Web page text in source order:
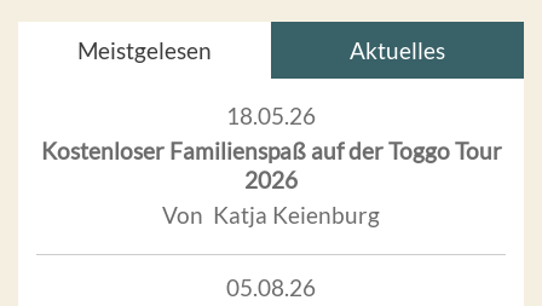
Meistgelesen Aktuelles
18.05.26
Kostenloser Familienspaß auf der Toggo Tour
2026
Von Katja Keienburg
05.08.26